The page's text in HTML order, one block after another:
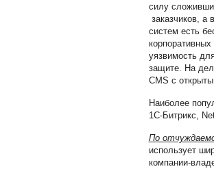
силу
заказчиков, а
систем есть
уязвимость
защите. На
CMS с
Наиболее
1С-Битрикс,
По
использует
компании-